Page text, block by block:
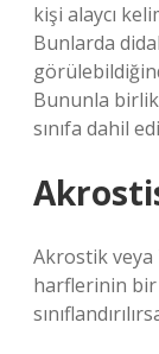
kişi alaycı
Bunlarda
Bununla
sınıfa dahil
Akrostik
harflerinin bir